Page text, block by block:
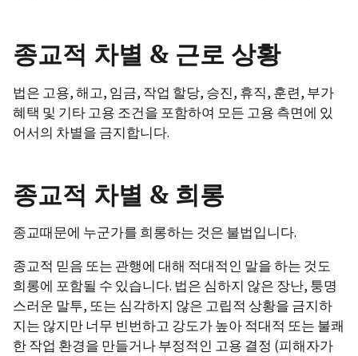
종교적 차별 & 근로 상황
법은 고용, 해고, 임금, 작업 할당, 승진, 휴직, 훈련, 부가
혜택 및 기타 고용 조건을 포함하여 모든 고용 측면에 있
어서의 차별을 금지합니다.
종교적 차별 & 희롱
종교때문에 누군가를 희롱하는 것은 불법입니다.
종교적 믿음 또는 관행에 대해 적대적인 말을 하는 것도
희롱에 포함될 수 있습니다. 법은 심하지 않은 장난, 퉁명
스러운 말투, 또는 심각하지 않은 고립적 상황을 금지하
지는 않지만 너무 빈번하고 강도가 높아 적대적 또는 불쾌
한 작업 환경을 만들거나 부정적인 고용 결정 (피해자가